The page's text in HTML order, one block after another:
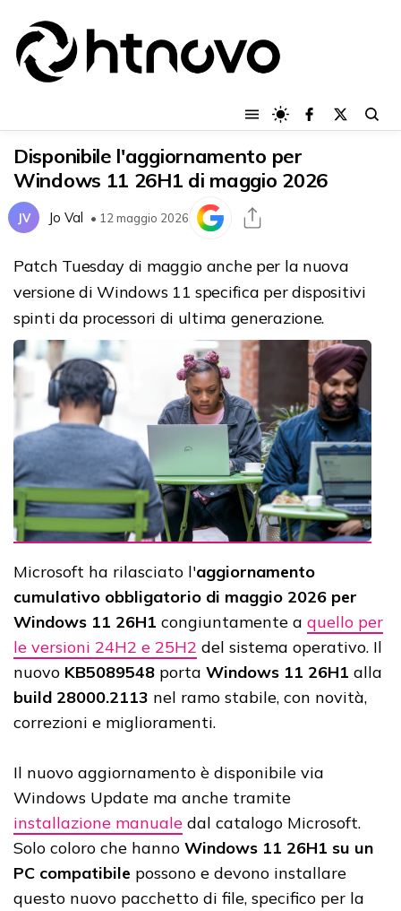
Disponibile l'aggiornamento per
Windows 11 26H1 di maggio 2026
JV Jo Val • 12 maggio 2026
Patch Tuesday di maggio anche per la nuova
versione di Windows 11 specifica per dispositivi
spinti da processori di ultima generazione.
Microsoft ha rilasciato l'aggiornamento
cumulativo obbligatorio di maggio 2026 per
Windows 11 26H1 congiuntamente a quello per
le versioni 24H2 e 25H2 del sistema operativo. Il
nuovo KB5089548 porta Windows 11 26H1 alla
build 28000.2113 nel ramo stabile, con novità,
correzioni e miglioramenti.
Il nuovo aggiornamento è disponibile via
Windows Update ma anche tramite
installazione manuale dal catalogo Microsoft.
Solo coloro che hanno Windows 11 26H1 su un
PC compatibile possono e devono installare
questo nuovo pacchetto di file, specifico per la